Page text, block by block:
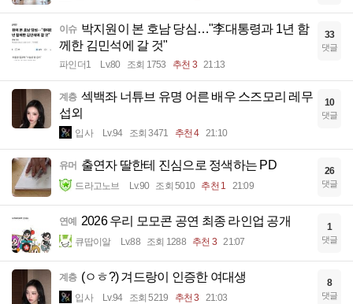
이슈 박지원이 본 호남 당심…"李대통령과 1년 함
께한 김민석에 갈 것"
파인더1 Lv.80 조회 1753 추천 3 21:13
33
댓글
계층 섹백좌 너튜브 유명 어른 배우 스즈모리 레무
섭외
입사 Lv.94 조회 3471 추천 4 21:10
10
댓글
유머 출연자 딸한테 진심으로 정색하는 PD
드라고노브 Lv.90 조회 5010 추천 1 21:09
26
댓글
연예 2026 우리 모모콘 공연 최종 라인업 공개
큐땁이알 Lv.88 조회 1288 추천 3 21:07
1
댓글
계층 (ㅇㅎ?) 겨드랑이 인증한 여대생
입사 Lv.94 조회 5219 추천 3 21:03
8
댓글